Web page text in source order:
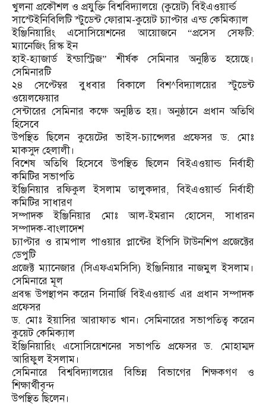
খুলনা প্রকৌশল ও প্রযুক্তি বিশ্ববিদ্যালয়ে (কুয়েট) বিইএওয়ার্ল্ড
সাস্টেইনিবিলিটি স্টুডেন্ট ফোরাম-কুয়েট চ্যাপ্টার এন্ড কেমিক্যাল
ইঞ্জিনিয়ারিং এসোসিয়েশনের আয়োজনে “প্রসেস সেফটি:
ম্যানেজিং রিস্ক ইন
হাই-হ্যাজার্ড ইন্ডাস্ট্রিজ” শীর্ষক সেমিনার অনুষ্ঠিত হয়েছে।
সেমিনারটি
২৪ সেপ্টেম্বর বুধবার বিকালে বিশ^বিদ্যালয়ের স্টুডেন্ট
ওয়েলফেয়ার
সেন্টারের সেমিনার কক্ষে অনুষ্ঠিত হয়। অনুষ্ঠানে প্রধান অতিথি
হিসেবে
উপস্থিত ছিলেন কুয়েটের ভাইস-চ্যান্সেলর প্রফেসর ড. মোঃ
মাকসুদ হেলালী।
বিশেষ অতিথি হিসেবে উপস্থিত ছিলেন বিইএওয়াল্ড নির্বাহী
কমিটির সভাপতি
ইঞ্জিনিয়ার রফিকুল ইসলাম তালুকদার, বিইএওয়ার্ল্ড নির্বাহী
কমিটির সাধারণ
সম্পাদক ইঞ্জিনিয়ার মোঃ আল-ইমরান হোসেন, সাধারন
সম্পাদক-বাংলাদেশ
চ্যাপ্টার ও রামপাল পাওয়ার প্লান্টের ইপিসি টাউনশিপ প্রজেক্টের
ডেপুটি
প্রজেক্ট ম্যানেজার (সিএফএমসিসি) ইঞ্জিনিয়ার নাজমুল ইসলাম।
সেমিনারে মূল
প্রবন্ধ উপস্থাপন করেন সিনার্জি বিইএওয়ার্ল্ড এর প্রধান সম্পাদক
প্রফেসর
ড. মোঃ ইয়াসির আরাফাত খান। সেমিনারের সভাপতিত্ব করেন
কুয়েট কেমিক্যাল
ইঞ্জিনিয়ারিং এসোসিয়েশনের সভাপতি প্রফেসর ড. মোহাম্মদ
আরিফুল ইসলাম।
সেমিনারে বিশ্ববিদ্যালয়ের বিভিন্ন বিভাগের শিক্ষকগণ ও
শিক্ষার্থীবৃন্দ
উপস্থিত ছিলেন।